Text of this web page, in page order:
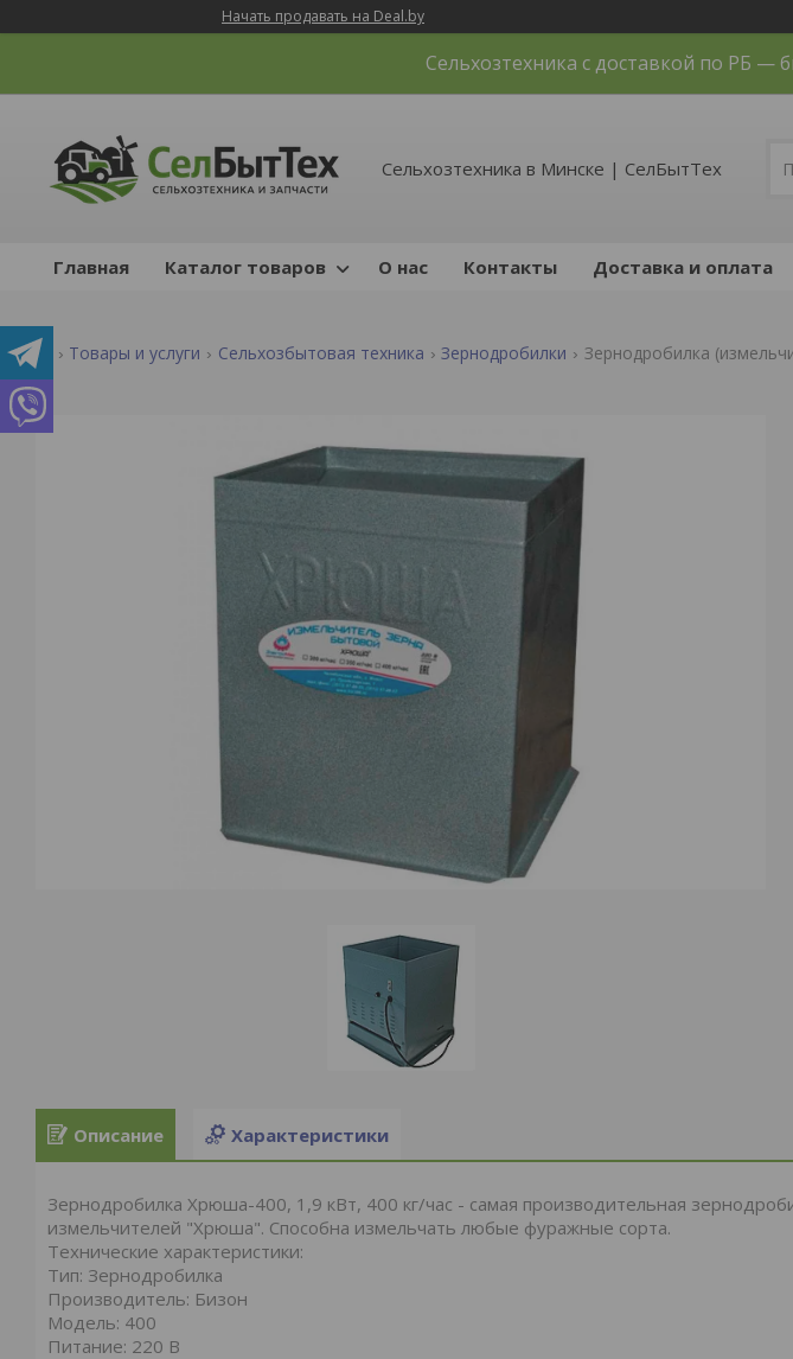
Начать продавать на Deal.by
Сельхозтехника с доставкой по РБ —
Сельхозтехника в Минске | СелБытТех
Главная Каталог товаров О нас Контакты Доставка и оплата
Товары и услуги Сельхозбытовая техника Зернодробилки Зернодробилка
Описание Характеристики
Зернодробилка Хрюша-400, 1,9 кВт, 400 кг/час - самая производительная
измельчителей "Хрюша". Способна измельчать любые фуражные сорта.
Технические характеристики:
Тип: Зернодробилка
Производитель: Бизон
Модель: 400
Питание: 220 В